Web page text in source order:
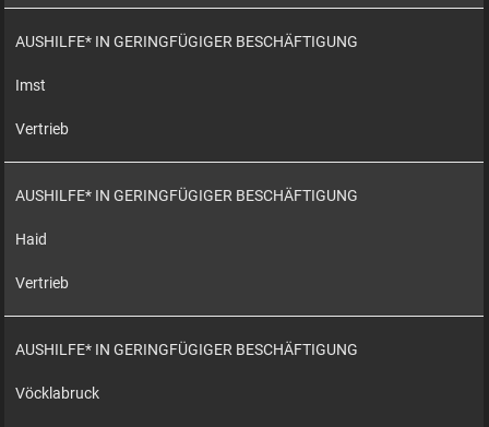
AUSHILFE* IN GERINGFÜGIGER BESCHÄFTIGUNG
Imst
Vertrieb
AUSHILFE* IN GERINGFÜGIGER BESCHÄFTIGUNG
Haid
Vertrieb
AUSHILFE* IN GERINGFÜGIGER BESCHÄFTIGUNG
Vöcklabruck